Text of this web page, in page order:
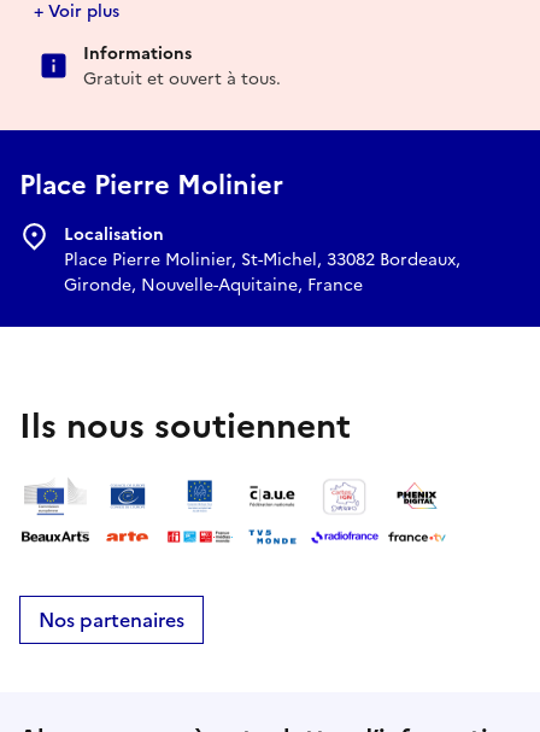
étrangères ou régionales, au sein de cet espace public ?
d’un quartier à l’histoire riche ?
les amoureux de Saint-Michel, viendra enrichir le parcours.
Un évènement Journées européennes du patrimoine et du
#JEPMBX2026
+ Voir plus
Informations
Gratuit et ouvert à tous.
Place Pierre Molinier
Localisation
Place Pierre Molinier, St-Michel, 33082 Bordeaux,
Gironde, Nouvelle-Aquitaine, France
Ils nous soutiennent
Nos partenaires